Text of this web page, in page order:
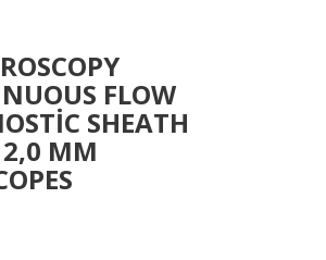
FLOW
SHEATH
MM